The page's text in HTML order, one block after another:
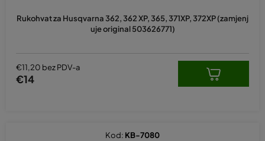
Rukohvat za Husqvarna 362, 362 XP, 365, 371XP, 372XP (zamjenj
uje original 503626771)
€11,20 bez PDV-a
€14
Kod: KB-7080